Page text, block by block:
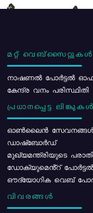
മറ്റ് വെബ്സൈറ്റുകൾ
നാഷണൽ പോർട്ടൽ
കേന്ദ്ര വനം
പ്രധാനപ്പെട്ട ലിങ്കുകൾ
ഓൺലൈൻ
ഡാഷ്ബോർഡ്
മുഖ്യമന്ത്രിയുടെ
ഡോക്യുമെൻ്റ് പോർട്ടൽ
ഔദ്യോഗിക വെബ്
വിവരങ്ങൾ